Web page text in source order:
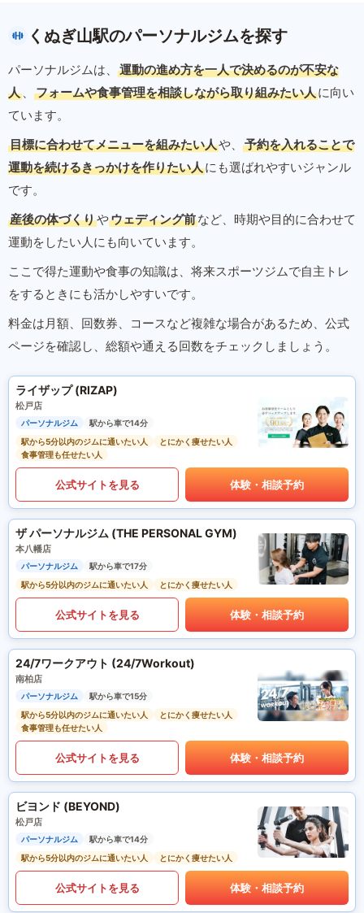
くぬぎ山駅のパーソナルジムを探す
パーソナルジムは、
運動の進め方を一人で決めるのが不安な
人 、 フォームや食事管理を相談しながら取り組みたい人に向い
ています。
目標に合わせてメニューを組みたい人や、
予約を入れることで
運動を続けるきっかけを作りたい人にも選ばれやすいジャンル
です。
産後の体づくりやウェディング前など、時期や目的に合わせて
運動をしたい人にも向いています。
ここで得た運動や食事の知識は、将来スポーツジムで自主トレ
をするときにも活かしやすいです。
料金は月額、回数券、コースなど複雑な場合があるため、公式
ページを確認し、総額や通える回数をチェックしましょう。
ライザップ (RIZAP)
松戸店
パーソナルジム
駅から車で14分
駅から5分以内のジムに通いたい人
とにかく痩せたい人
食事管理も任せたい人
公式サイトを見る 体験・相談予約
ザ パーソナルジム (THE PERSONAL GYM)
本八幡店
パーソナルジム
駅から車で17分
駅から5分以内のジムに通いたい人
とにかく痩せたい人
公式サイトを見る 体験・相談予約
24/7ワークアウト (24/7Workout)
南柏店
パーソナルジム
駅から車で15分
駅から5分以内のジムに通いたい人
とにかく痩せたい人
食事管理も任せたい人
公式サイトを見る 体験・相談予約
ビヨンド (BEYOND)
松戸店
パーソナルジム
駅から車で14分
駅から5分以内のジムに通いたい人
とにかく痩せたい人
公式サイトを見る 体験・相談予約